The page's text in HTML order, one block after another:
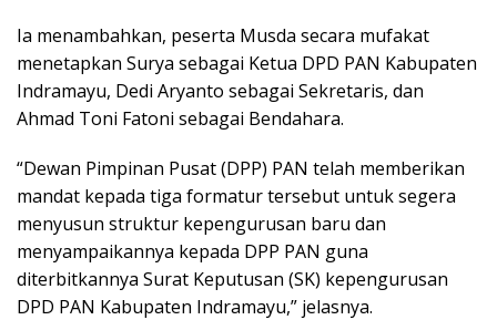
Ia menambahkan, peserta Musda secara mufakat
menetapkan Surya sebagai Ketua DPD PAN Kabupaten
Indramayu, Dedi Aryanto sebagai Sekretaris, dan
Ahmad Toni Fatoni sebagai Bendahara.
“Dewan Pimpinan Pusat (DPP) PAN telah memberikan
mandat kepada tiga formatur tersebut untuk segera
menyusun struktur kepengurusan baru dan
menyampaikannya kepada DPP PAN guna
diterbitkannya Surat Keputusan (SK) kepengurusan
DPD PAN Kabupaten Indramayu,” jelasnya.